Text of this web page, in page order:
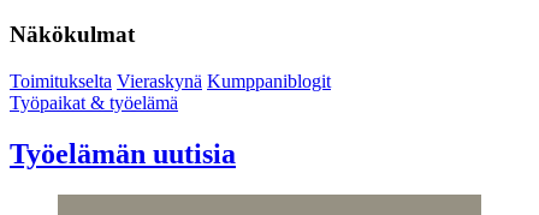
Näkökulmat
Toimitukselta Vieraskynä Kumppaniblogit
Työpaikat & työelämä
Työelämän uutisia